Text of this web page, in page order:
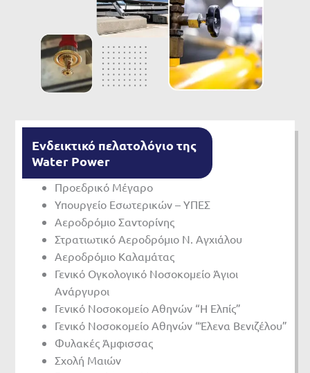
Ενδεικτικό πελατολόγιο της
Water Power
Προεδρικό Μέγαρο
Υπουργείο Εσωτερικών – ΥΠΕΣ
Αεροδρόμιο Σαντορίνης
Στρατιωτικό Αεροδρόμιο Ν. Αγχιάλου
Αεροδρόμιο Καλαμάτας
Γενικό Ογκολογικό Νοσοκομείο Άγιοι
Ανάργυροι
Γενικό Νοσοκομείο Αθηνών “Η Ελπίς”
Γενικό Νοσοκομείο Αθηνών “Έλενα Βενιζέλου”
Φυλακές Άμφισσας
Σχολή Μαιών